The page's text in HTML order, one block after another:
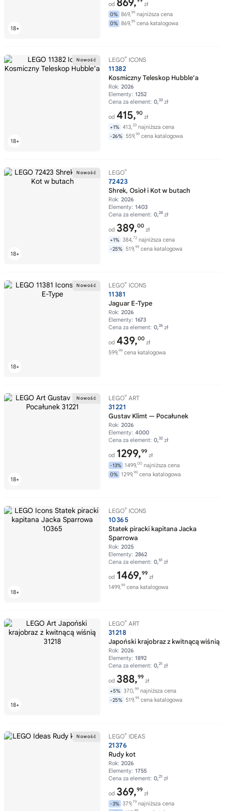
od zł
0% 869,99 najniższa cena
0% 869,99 cena katalogowa
LEGO® ICONS
11382
Kosmiczny Teleskop Hubble’a
Rok: 2026
Elementy: 1252
Cena za element: 0,33 zł
od 415,90
zł
+1% 413,33 najniższa cena
-26% 559,99 cena katalogowa
LEGO®
72423
Shrek, Osioł i Kot w butach
Rok: 2026
Elementy: 1403
Cena za element: 0,28 zł
od 389,00
zł
+1% 384,72 najniższa cena
-25% 519,99 cena katalogowa
LEGO® ICONS
11381
Jaguar E-Type
Rok: 2026
Elementy: 1673
Cena za element: 0,26 zł
od 439,00
zł
599,99 cena katalogowa
LEGO® ART
31221
Gustav Klimt — Pocałunek
Rok: 2026
Elementy: 4000
Cena za element: 0,32 zł
od 1299,99
zł
-13% 1499,00 najniższa cena
0% 1299,99 cena katalogowa
LEGO® ICONS
10365
Statek piracki kapitana Jacka
Sparrowa
Rok: 2025
Elementy: 2862
Cena za element: 0,51 zł
od 1469,99
zł
1499,99 cena katalogowa
LEGO® ART
31218
Japoński krajobraz z kwitnącą wiśnią
Rok: 2026
Elementy: 1892
Cena za element: 0,21 zł
od 388,99
zł
+5% 370,99 najniższa cena
-25% 519,99 cena katalogowa
LEGO® IDEAS
21376
Rudy kot
Rok: 2026
Elementy: 1755
Cena za element: 0,21 zł
od 369,99
zł
-3% 379,79 najniższa cena